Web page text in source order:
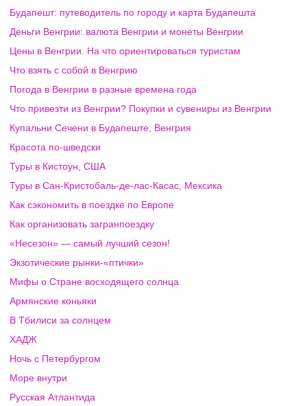
Будапешт: путеводитель по городу и карта Будапешта
Деньги Венгрии: валюта Венгрии и монеты Венгрии
Цены в Венгрии. На что ориентироваться туристам
Что взять с собой в Венгрию
Погода в Венгрии в разные времена года
Что привезти из Венгрии? Покупки и сувениры из Венгрии
Купальни Сечени в Будапеште, Венгрия
Красота по-шведски
Туры в Кистоун, США
Туры в Сан-Кристобаль-де-лас-Касас, Мексика
Как сэкономить в поездке по Европе
Как организовать загранпоездку
«Несезон» — самый лучший сезон!
Экзотические рынки-«птички»
Мифы о Стране восходящего солнца
Армянские коньяки
В Тбилиси за солнцем
ХАДЖ
Ночь с Петербургом
Море внутри
Русская Атлантида